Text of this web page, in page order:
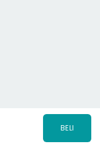
BELI